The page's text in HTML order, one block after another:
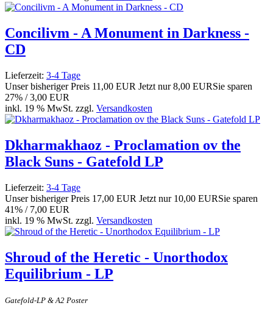
Concilivm - A Monument in Darkness -
CD
Lieferzeit: 3-4 Tage
Unser bisheriger Preis 11,00 EUR Jetzt nur8,00 EURSie sparen
27% / 3,00 EUR
inkl. 19 % MwSt. zzgl. Versandkosten
Dkharmakhaoz - Proclamation ov the
Black Suns - Gatefold LP
Lieferzeit: 3-4 Tage
Unser bisheriger Preis 17,00 EUR Jetzt nur 10,00 EURSie sparen
41% / 7,00 EUR
inkl. 19 % MwSt. zzgl. Versandkosten
Shroud of the Heretic - Unorthodox
Equilibrium - LP
Gatefold-LP & A2 Poster